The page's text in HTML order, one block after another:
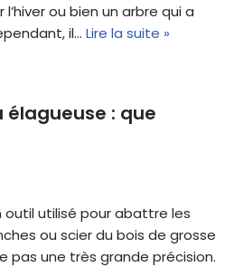
ou bien un arbre qui a
il… Lire la suite »
élagueuse : que
outil utilisé pour abattre les
ou scier du bois de grosse
pas une très grande précision.